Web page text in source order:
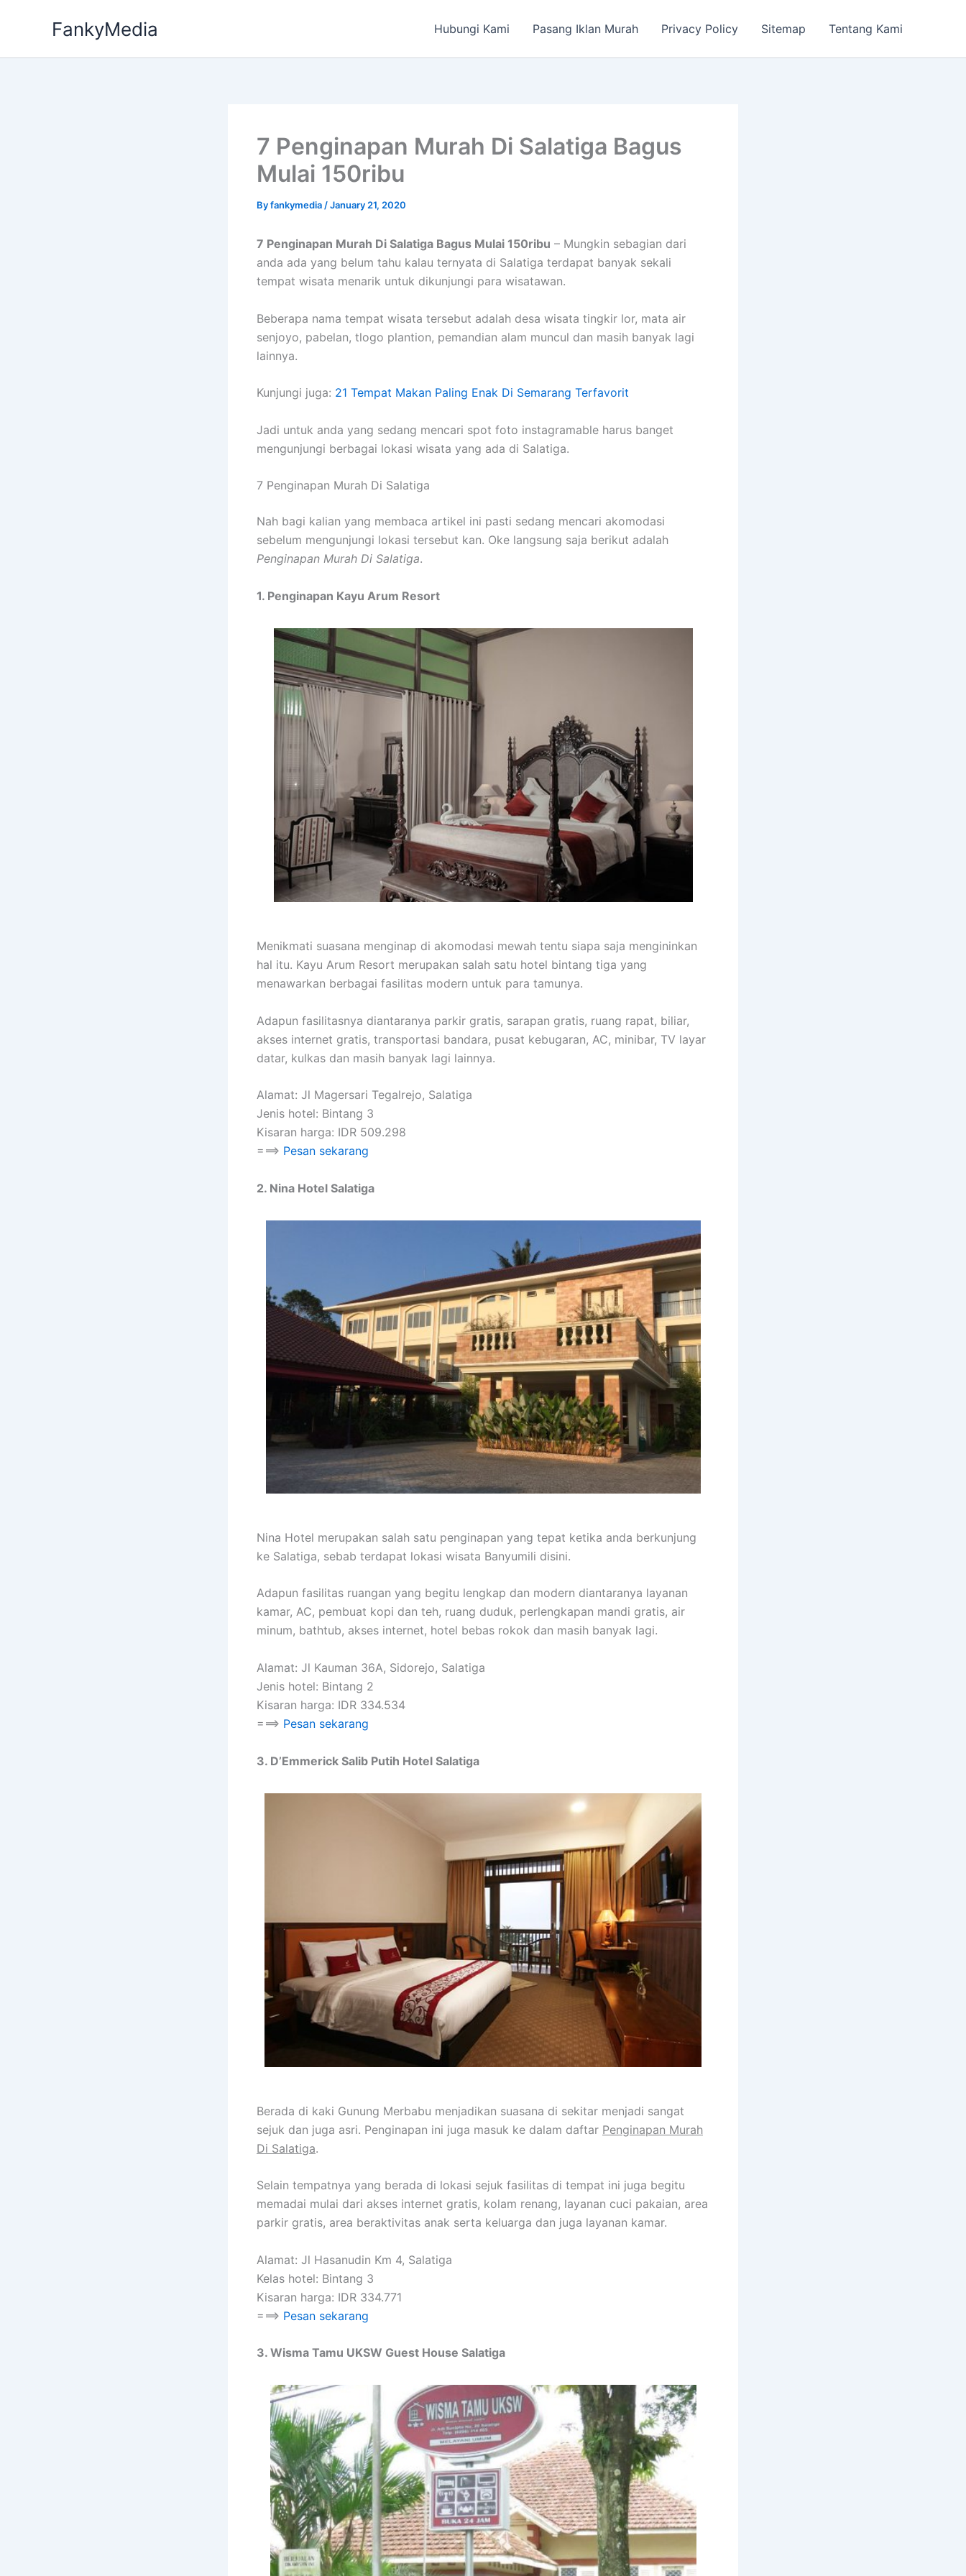
FankyMedia Hubungi Kami Pasang Iklan Murah Privacy Policy Sitemap Tentang Kami
7 Penginapan Murah Di Salatiga Bagus
Mulai 150ribu
Byfankymedia /January 21, 2020
7 Penginapan Murah Di Salatiga Bagus Mulai 150ribu – Mungkin sebagian dari
anda ada yang belum tahu kalau ternyata di Salatiga terdapat banyak sekali
tempat wisata menarik untuk dikunjungi para wisatawan.
Beberapa nama tempat wisata tersebut adalah desa wisata tingkir lor, mata air
senjoyo, pabelan, tlogo plantion, pemandian alam muncul dan masih banyak lagi
lainnya.
Kunjungi juga: 21 Tempat Makan Paling Enak Di Semarang Terfavorit
Jadi untuk anda yang sedang mencari spot foto instagramable harus banget
mengunjungi berbagai lokasi wisata yang ada di Salatiga.
7 Penginapan Murah Di Salatiga
Nah bagi kalian yang membaca artikel ini pasti sedang mencari akomodasi
sebelum mengunjungi lokasi tersebut kan. Oke langsung saja berikut adalah
Penginapan Murah Di Salatiga.
1. Penginapan Kayu Arum Resort
Menikmati suasana menginap di akomodasi mewah tentu siapa saja mengininkan
hal itu. Kayu Arum Resort merupakan salah satu hotel bintang tiga yang
menawarkan berbagai fasilitas modern untuk para tamunya.
Adapun fasilitasnya diantaranya parkir gratis, sarapan gratis, ruang rapat, biliar,
akses internet gratis, transportasi bandara, pusat kebugaran, AC, minibar, TV layar
datar, kulkas dan masih banyak lagi lainnya.
Alamat: Jl Magersari Tegalrejo, Salatiga
Jenis hotel: Bintang 3
Kisaran harga: IDR 509.298
===> Pesan sekarang
2. Nina Hotel Salatiga
Nina Hotel merupakan salah satu penginapan yang tepat ketika anda berkunjung
ke Salatiga, sebab terdapat lokasi wisata Banyumili disini.
Adapun fasilitas ruangan yang begitu lengkap dan modern diantaranya layanan
kamar, AC, pembuat kopi dan teh, ruang duduk, perlengkapan mandi gratis, air
minum, bathtub, akses internet, hotel bebas rokok dan masih banyak lagi.
Alamat: Jl Kauman 36A, Sidorejo, Salatiga
Jenis hotel: Bintang 2
Kisaran harga: IDR 334.534
===> Pesan sekarang
3. D’Emmerick Salib Putih Hotel Salatiga
Berada di kaki Gunung Merbabu menjadikan suasana di sekitar menjadi sangat
sejuk dan juga asri. Penginapan ini juga masuk ke dalam daftar Penginapan Murah
Di Salatiga.
Selain tempatnya yang berada di lokasi sejuk fasilitas di tempat ini juga begitu
memadai mulai dari akses internet gratis, kolam renang, layanan cuci pakaian, area
parkir gratis, area beraktivitas anak serta keluarga dan juga layanan kamar.
Alamat: Jl Hasanudin Km 4, Salatiga
Kelas hotel: Bintang 3
Kisaran harga: IDR 334.771
===> Pesan sekarang
3. Wisma Tamu UKSW Guest House Salatiga